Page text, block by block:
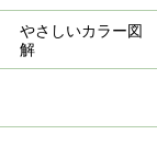
やさしいカラー図
解